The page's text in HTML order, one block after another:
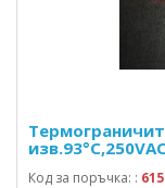
Код за поръчка: :